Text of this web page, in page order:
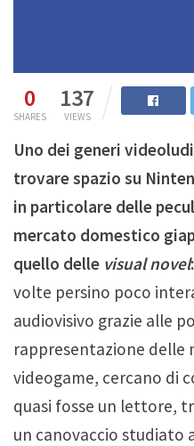
0
SHARES
137
VIEWS
Uno dei generi
trovare spazio su
in particolare delle
mercato domestico
quello delle visual novel:
volte persino poco
audiovisivo grazie alle
rappresentazione delle
videogame, cercano di
quasi fosse un lettore,
un canovaccio studiato